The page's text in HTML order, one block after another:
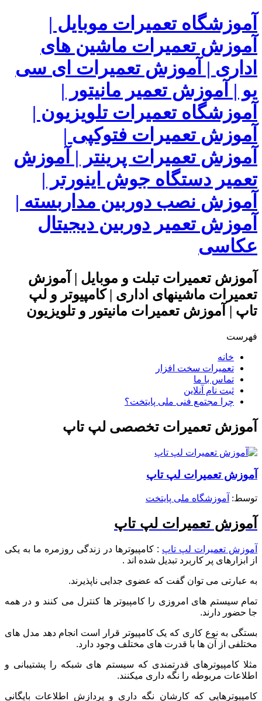
آموزشگاه تعمیرات موبایل |
آموزش تعمیرات ماشین های
اداری | آموزش تعمیرات ای سی
یو | آموزش تعمیر مانیتور |
آموزشگاه تعمیرات تلویزیون |
آموزش تعمیرات فتوکپی |
آموزش تعمیرات پرینتر | آموزش
تعمیر دستگاه جوش اینورتر |
آموزش نصب دوربین مداربسته |
آموزش تعمیر دوربین دیجیتال
عکاسی
آموزش تعمیرات تبلت و موبایل | آموزش
تعمیرات ماشینهای اداری | کامپیوتر و لپ
تاپ | آموزش تعمیرات مانیتور و تلویزیون
فهرست
خانه
تعمیرات سخت افزار
تماس با ما
ثبت نام آنلاین
چرا مجتمع فنی ملی پایتخت؟
آموزش تعمیرات تخصصی لپ تاپ
آموزش تعمیرات لپ تاپ
توسط: ‪ آموزشگاه ملی پایتخت
آموزش تعمیرات لپ تاپ
آموزش تعمیرات لپ تاپ : کامپیوترها در زندگی روزمره ما به یکی
از ابزارهای پر کاربرد تبدیل شده اند .
به عبارتی می توان گفت که عضوی جدایی ناپذیرند.
تمام سیستم های امروزی را کامپیوتر ها کنترل می کنند و در همه
جا حضور دارند.
بستگی به نوع کاری که یک کامپیوتر قرار است انجام دهد مدل های
مختلفی از آن ها با قدرت های مختلف وجود دارد.
مثلا کامپیوترهای قدرتمندی که سیستم های شبکه را پشتیبانی و
اطلاعات مربوطه را نگه داری میکنند.
کامپیوترهایی که کارشان نگه داری و پردازش اطلاعات بایگانی